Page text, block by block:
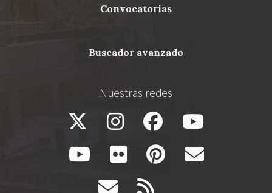
convocatorias
buscador avanzado
Nuestras redes